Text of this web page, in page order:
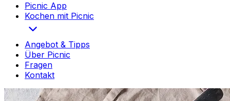
Picnic App
Kochen mit Picnic
Angebot & Tipps
Über Picnic
Fragen
Kontakt